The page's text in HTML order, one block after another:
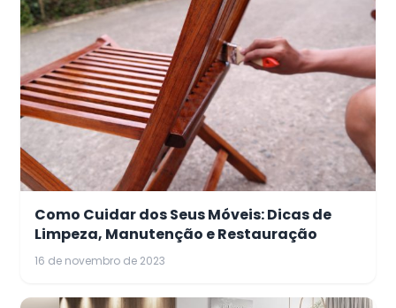
Como Cuidar dos Seus Móveis: Dicas de
Limpeza, Manutenção e Restauração
16 de novembro de 2023